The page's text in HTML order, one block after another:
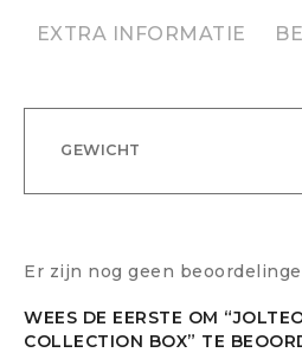
EXTRA INFORMATIE
GEWICHT
Er zijn nog geen
WEES DE EERSTE OM
COLLECTION BOX” TE